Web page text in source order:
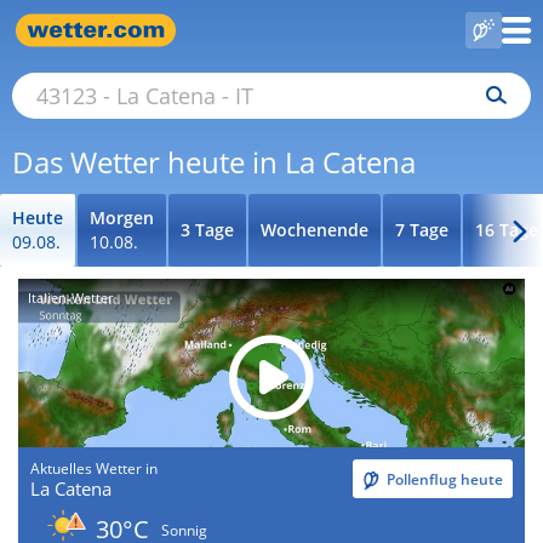
Das Wetter heute in La Catena
Heute
09.08.
Morgen
10.08.
3 Tage Wochenende 7 Tage 16 Tage
Italien-Wetter
Aktuelles Wetter in
La Catena Pollenflug heute
30°C
Sonnig